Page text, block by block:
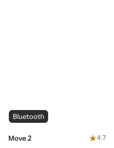
Bluetooth
Move 2
4.7